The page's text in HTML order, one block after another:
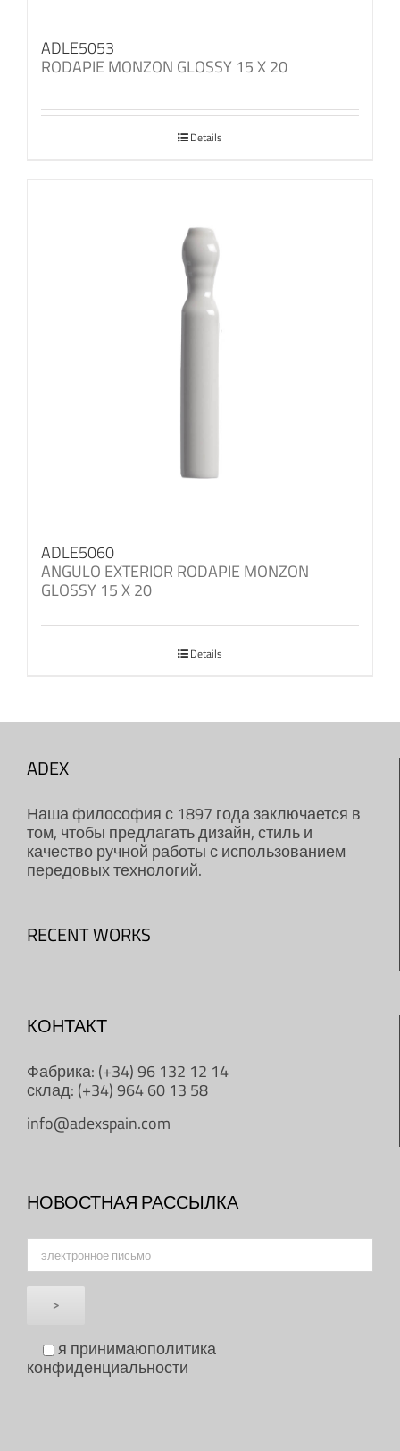
ADLE5053
RODAPIE MONZON GLOSSY 15 X 20
Details
ADLE5060
ANGULO EXTERIOR RODAPIE MONZON
GLOSSY 15 X 20
Details
ADEX
Наша философия с 1897 года заключается в
том, чтобы предлагать дизайн, стиль и
качество ручной работы с использованием
передовых технологий.
RECENT WORKS
КОНТАКТ
Фабрика: (+34) 96 132 12 14
склад: (+34) 964 60 13 58
info@adexspain.com
НОВОСТНАЯ РАССЫЛКА
я принимаюполитика
конфиденциальности